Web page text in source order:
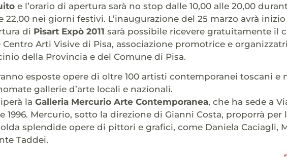
e l’orario di apertura sarà no stop dalle 10,00 alle 20,00
22,00 nei giorni festivi. L’inaugurazione del 25 marzo avrà inizio
di Pisart Expò 2011 sarà possibile ricevere gratuitamente il
Centro Arti Visive di Pisa, associazione promotrice e
della Provincia e del Comune di Pisa.
esposte opere di oltre 100 artisti contemporanei toscani e
gallerie d’arte locali e nazionali.
la Galleria Mercurio Arte Contemporanea, che ha sede a
1996. Mercurio, sotto la direzione di Gianni Costa, proporrà per
splendide opere di pittori e grafici, come Daniela Caciagli,
Taddei.